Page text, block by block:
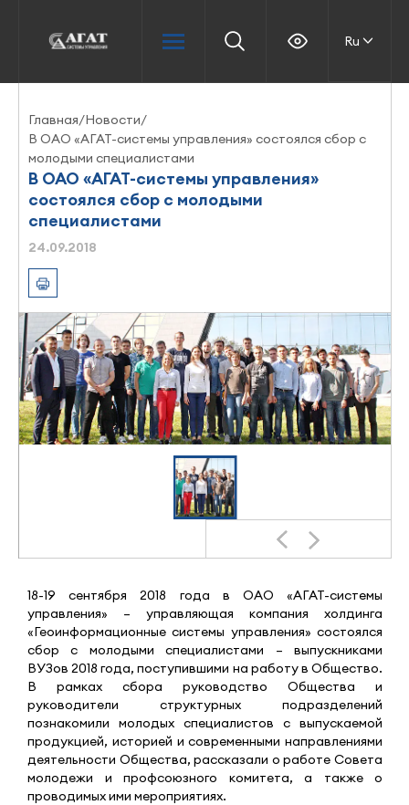
Ru
Главная/Новости/
В ОАО «АГАТ-системы управления» состоялся сбор с
молодыми специалистами
В ОАО «АГАТ-системы управления»
состоялся сбор с молодыми
специалистами
24.09.2018
18-19 сентября 2018 года в ОАО «АГАТ-системы
управления» – управляющая компания холдинга
«Геоинформационные системы управления» состоялся
сбор с молодыми специалистами – выпускниками
ВУЗов 2018 года, поступившими на работу в Общество.
В рамках сбора руководство Общества и
руководители структурных подразделений
познакомили молодых специалистов с выпускаемой
продукцией, историей и современными направлениями
деятельности Общества, рассказали о работе Совета
молодежи и профсоюзного комитета, а также о
проводимых ими мероприятиях.